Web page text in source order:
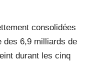
consolidées
des 6,9 milliards de
durant les cinq